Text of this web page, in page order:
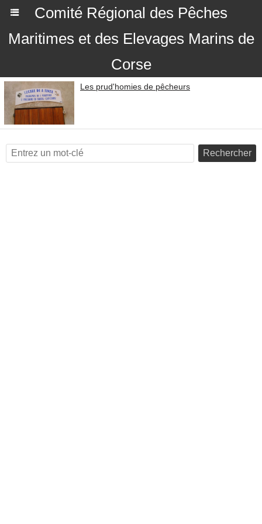
Comité Régional des Pêches
Maritimes et des Elevages Marins de
Corse
Les prud'homies de pêcheurs
Rechercher